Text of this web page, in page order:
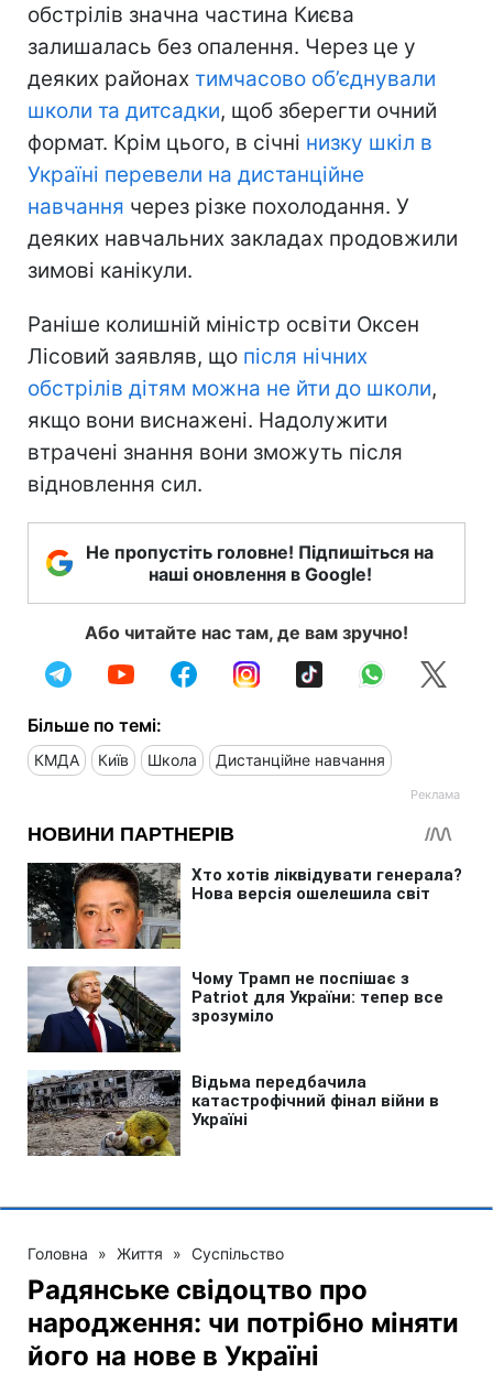
обстрілів значна частина Києва
залишалась без опалення. Через це у
деяких районах тимчасово об’єднували
школи та дитсадки, щоб зберегти очний
формат. Крім цього, в січні низку шкіл в
Україні перевели на дистанційне
навчання через різке похолодання. У
деяких навчальних закладах продовжили
зимові канікули.
Раніше колишній міністр освіти Оксен
Лісовий заявляв, що після нічних
обстрілів дітям можна не йти до школи,
якщо вони виснажені. Надолужити
втрачені знання вони зможуть після
відновлення сил.
Не пропустіть головне! Підпишіться на
наші оновлення в Google!
Або читайте нас там, де вам зручно!
Більше по темі:
КМДА Київ Школа Дистанційне навчання
Головна » Життя » Суспільство
Радянське свідоцтво про
народження: чи потрібно міняти
його на нове в Україні